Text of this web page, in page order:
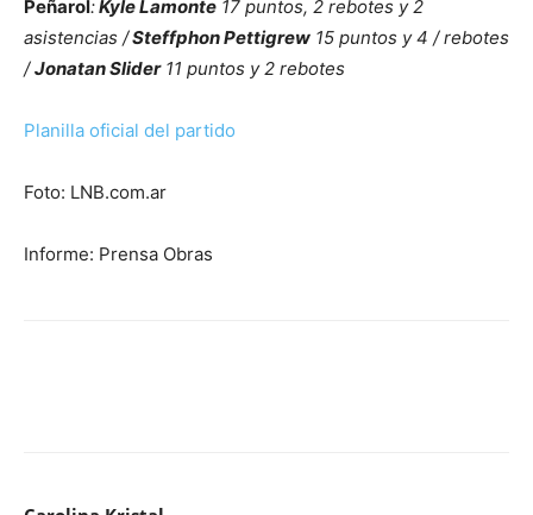
Peñarol:Kyle Lamonte 17 puntos, 2 rebotes y 2
asistencias /Steffphon Pettigrew 15 puntos y 4 / rebotes
/Jonatan Slider11 puntos y 2 rebotes
Planilla oficial del partido
Foto: LNB.com.ar
Informe: Prensa Obras